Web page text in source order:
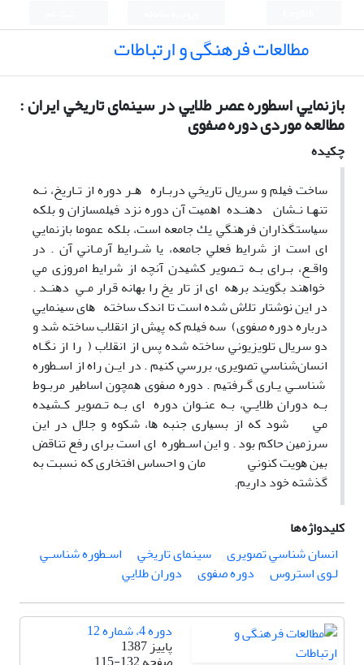
مطالعات فرهنگی و ارتباطات
ﺑﺎزﻧﻤﺎﻳﻲ اﺳﻄﻮره ﻋﺼﺮ ﻃﻼﻳﻲ در سینمای ﺗﺎرﻳﺨﻲ اﻳﺮان :
مطالعه موردی دوره صفوی
چکیده
ﺳﺎﺧﺖ ﻓﻴﻠﻢ و ﺳﺮﻳﺎل ﺗﺎرﻳﺨﻲ درﺑـﺎره ﻫـﺮ دوره از ﺗـﺎرﻳﺦ، ﻧـﻪ
ﺗﻨﻬـﺎ ﻧـﺸﺎن دﻫﻨـﺪه اﻫﻤﻴﺖ آن دوره ﻧﺰد ﻓﻴﻠﻤﺴﺎزان و ﺑﻠﻜﻪ
ﺳﻴﺎﺳﺘﮕﺬاران ﻓﺮﻫﻨﮕﻲ ﻳﻚ ﺟﺎﻣﻌﻪ اﺳﺖ، ﺑﻠﻜﻪ ﻋﻤﻮﻣﺎ ﺑﺎزﻧﻤﺎﻳﻲ
ای اﺳﺖ از ﺷﺮاﻳﻂ ﻓﻌﻠﻲ ﺟﺎﻣﻌﻪ، ﻳﺎ ﺷـﺮاﻳﻂ آرﻣـﺎﻧﻲ آن . در
واﻗـﻊ، ﺑـﺮای ﺑـﻪ ﺗـﺼﻮﻳﺮ ﻛﺸﻴﺪن آﻧﭽﻪ از ﺷﺮاﻳﻂ اﻣﺮوزی ﻣﻲ
ﺧﻮاﻫﻨﺪ ﺑﮕﻮﻳﻨﺪ ﺑﺮﻫﻪ ای از ﺗﺎر ﻳﺦ را ﺑﻬﺎﻧﻪ ﻗﺮار ﻣـﻲ دﻫﻨـﺪ .
در اﻳﻦ ﻧﻮﺷﺘﺎر ﺗﻼش ﺷﺪه اﺳﺖ ﺗﺎ اﻧﺪک ﺳﺎﺧﺘﻪ ﻫﺎی ﺳﻴﻨﻤﺎﻳﻲ
درﺑﺎره دوره ﺻﻔﻮی) ﺳﻪ ﻓﻴﻠﻢ ﻛﻪ ﭘﻴﺶ از اﻧﻘﻼب ﺳﺎﺧﺘﻪ ﺷﺪ و
دو ﺳﺮﻳﺎل ﺗﻠﻮﻳﺰﻳﻮﻧﻲ ﺳﺎﺧﺘﻪ ﺷﺪه ﭘﺲ از اﻧﻘﻼب ( را از ﻧﮕـﺎه
اﻧﺴﺎنﺷﻨﺎﺳﻲ ﺗﺼﻮﻳﺮی، ﺑﺮرﺳﻲ ﻛﻨﻴﻢ . در اﻳـﻦ راه از اﺳـﻄﻮره
ﺷﻨﺎﺳـﻲ ﻳـﺎری ﮔـﺮﻓﺘﻴﻢ . دوره ﺻﻔﻮی ﻫﻤﭽﻮن اﺳﺎﻃﻴﺮ ﻣﺮﺑـﻮط
ﺑـﻪ دوران ﻃﻼﻳـﻲ، ﺑـﻪ ﻋﻨـﻮان دوره ای ﺑـﻪ ﺗـﺼﻮﻳﺮ ﻛـﺸﻴﺪه
ﻣﻲ ﺷﻮد ﻛﻪ از ﺑﺴﻴﺎری ﺟﻨﺒﻪ ﻫﺎ، ﺷﻜﻮه و ﺟﻼل در اﻳﻦ
ﺳﺮزﻣﻴﻦ ﺣﺎﻛﻢ ﺑﻮد . و اﻳﻦ اﺳـﻄﻮره ای اﺳﺖ ﺑﺮای رﻓﻊ ﺗﻨﺎﻗﺾ
ﺑﻴﻦ ﻫﻮﻳﺖ ﻛﻨﻮﻧﻲ ﻣﺎن و اﺣﺴﺎس اﻓﺘﺨﺎری ﻛﻪ ﻧﺴﺒﺖ ﺑﻪ
ﮔﺬﺷﺘﻪ ﺧﻮد دارﻳﻢ.
کلیدواژه‌ها
اﻧﺴﺎن ﺷﻨﺎﺳﻲ ﺗﺼﻮﻳﺮی
سینمای ﺗﺎرﻳﺨﻲ
اﺳـﻄﻮره ﺷﻨﺎﺳـﻲ
ﻟـﻮی اﺳﺘﺮوس
دوره ﺻﻔﻮی دوران ﻃﻼﻳﻲ
دوره 4، شماره 12
پاییز 1387